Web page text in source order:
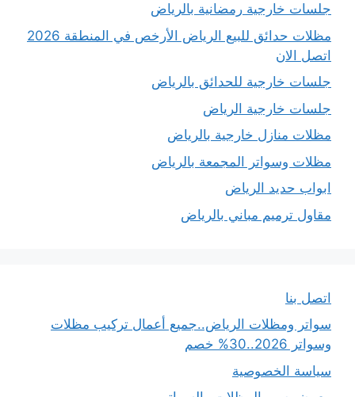
جلسات خارجية رمضانية بالرياض
مظلات حدائق للبيع الرياض الأرخص في المنطقة 2026
اتصل الان
جلسات خارجية للحدائق بالرياض
جلسات خارجية الرياض
مظلات منازل خارجية بالرياض
مظلات وسواتر المجمعة بالرياض
ابواب حديد الرياض
مقاول ترميم مباني بالرياض
اتصل بنا
سواتر ومظلات الرياض..جميع أعمال تركيب مظلات
وسواتر 2026..30% خصم
سياسة الخصوصية